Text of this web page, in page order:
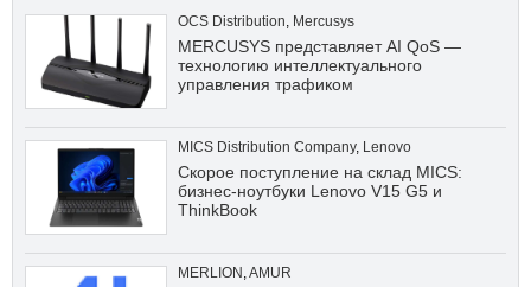
OCS Distribution, Mercusys
MERCUSYS представляет AI QoS —
технологию интеллектуального
управления трафиком
MICS Distribution Company, Lenovo
Скорое поступление на склад MICS:
бизнес-ноутбуки Lenovo V15 G5 и
ThinkBook
MERLION ,AMUR